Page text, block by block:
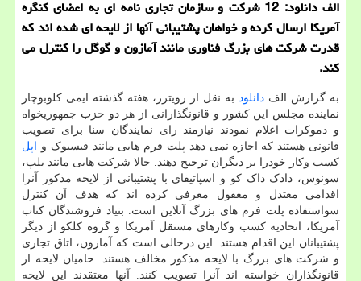
الف دانلود: 12 شرکت و سازمان تجاری نامه ای به اعضای کنگره
آمریکا ارسال کرده و خواهان پشتیبانی آنها از لایحه ای شده اند که
قدرت شرکت های بزرگ فناوری مانند آمازون و گوگل را کنترل می
کند.
به گزارش الف دانلود به نقل از رویترز، هفته گذشته ایمی کلوبوچار
نماینده مجلس این کشور و قانونگذارانی از هر دو حزب جمهوریخواه
و دموکرات اعلام نمودند نیازمند رای نمایندگان سنا برای تصویب
قانونی هستند که اجازه نمی دهد پلت فرم هایی مانند فیسبوک و اپل
کسب وکار خودرا بر دیگران ترجیح دهند. حالا شرکت هایی مانند یلپ،
سونوس، دادک داک کو و اسپاتیفای با پشتیبانی از لایحه مذکور آنرا
اقدامی معتدل و معقول معرفی کرده اند که هدف آن کنترل
سواستفاده پلت فرم های بزرگ آنلاین است. بنیاد فروشندگان کتاب
آمریکا، اتحادیه کسب وکارهای مستقل آمریکا و گروه کلکو از دیگر
پشتیبانان این اقدام هستند. این درحالی است که آمازون، اتاق تجاری
و شرکت های بزرگ با لایحه مذکور مخالف هستند. حامیان لایحه از
قانونگذاران خواسته اند آنرا تصویب کنند. آنها معتقدند این لایحه